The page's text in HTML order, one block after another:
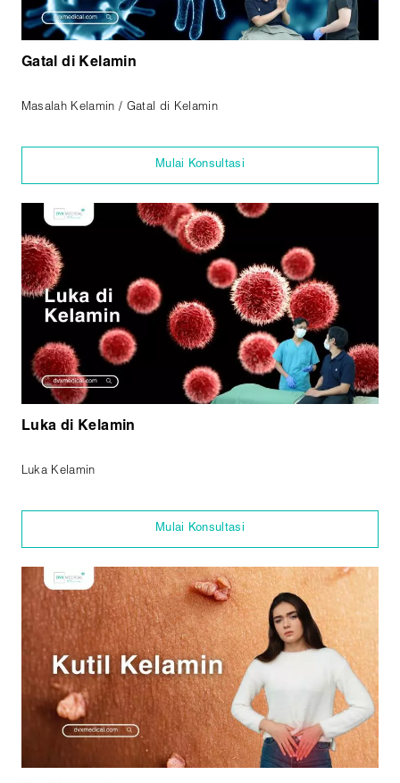
Gatal di Kelamin
Masalah Kelamin / Gatal di Kelamin
Mulai Konsultasi
Luka di Kelamin
Luka Kelamin
Mulai Konsultasi